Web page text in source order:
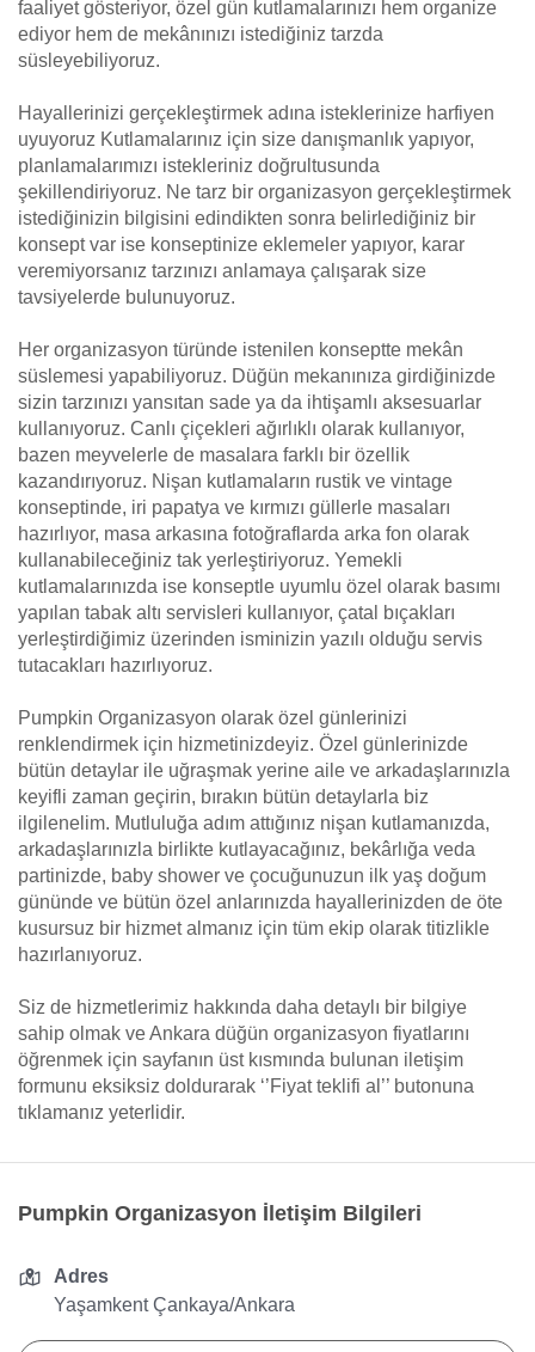
faaliyet gösteriyor, özel gün kutlamalarınızı hem organize
ediyor hem de mekânınızı istediğiniz tarzda
süsleyebiliyoruz.
Hayallerinizi gerçekleştirmek adına isteklerinize harfiyen
uyuyoruz Kutlamalarınız için size danışmanlık yapıyor,
planlamalarımızı istekleriniz doğrultusunda
şekillendiriyoruz. Ne tarz bir organizasyon gerçekleştirmek
istediğinizin bilgisini edindikten sonra belirlediğiniz bir
konsept var ise konseptinize eklemeler yapıyor, karar
veremiyorsanız tarzınızı anlamaya çalışarak size
tavsiyelerde bulunuyoruz.
Her organizasyon türünde istenilen konseptte mekân
süslemesi yapabiliyoruz. Düğün mekanınıza girdiğinizde
sizin tarzınızı yansıtan sade ya da ihtişamlı aksesuarlar
kullanıyoruz. Canlı çiçekleri ağırlıklı olarak kullanıyor,
bazen meyvelerle de masalara farklı bir özellik
kazandırıyoruz. Nişan kutlamaların rustik ve vintage
konseptinde, iri papatya ve kırmızı güllerle masaları
hazırlıyor, masa arkasına fotoğraflarda arka fon olarak
kullanabileceğiniz tak yerleştiriyoruz. Yemekli
kutlamalarınızda ise konseptle uyumlu özel olarak basımı
yapılan tabak altı servisleri kullanıyor, çatal bıçakları
yerleştirdiğimiz üzerinden isminizin yazılı olduğu servis
tutacakları hazırlıyoruz.
Pumpkin Organizasyon olarak özel günlerinizi
renklendirmek için hizmetinizdeyiz. Özel günlerinizde
bütün detaylar ile uğraşmak yerine aile ve arkadaşlarınızla
keyifli zaman geçirin, bırakın bütün detaylarla biz
ilgilenelim. Mutluluğa adım attığınız nişan kutlamanızda,
arkadaşlarınızla birlikte kutlayacağınız, bekârlığa veda
partinizde, baby shower ve çocuğunuzun ilk yaş doğum
gününde ve bütün özel anlarınızda hayallerinizden de öte
kusursuz bir hizmet almanız için tüm ekip olarak titizlikle
hazırlanıyoruz.
Siz de hizmetlerimiz hakkında daha detaylı bir bilgiye
sahip olmak ve Ankara düğün organizasyon fiyatlarını
öğrenmek için sayfanın üst kısmında bulunan iletişim
formunu eksiksiz doldurarak ‘’Fiyat teklifi al’’ butonuna
tıklamanız yeterlidir.
Pumpkin Organizasyon İletişim Bilgileri
Adres
Yaşamkent Çankaya/Ankara